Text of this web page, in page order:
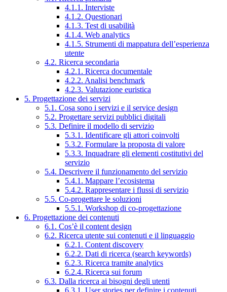
4.1.1. Interviste
4.1.2. Questionari
4.1.3. Test di usabilità
4.1.4. Web analytics
4.1.5. Strumenti di mappatura dell’esperienza
utente
4.2. Ricerca secondaria
4.2.1. Ricerca documentale
4.2.2. Analisi benchmark
4.2.3. Valutazione euristica
5. Progettazione dei servizi
5.1. Cosa sono i servizi e il service design
5.2. Progettare servizi pubblici digitali
5.3. Definire il modello di servizio
5.3.1. Identificare gli attori coinvolti
5.3.2. Formulare la proposta di valore
5.3.3. Inquadrare gli elementi costitutivi del
servizio
5.4. Descrivere il funzionamento del servizio
5.4.1. Mappare l’ecosistema
5.4.2. Rappresentare i flussi di servizio
5.5. Co-progettare le soluzioni
5.5.1. Workshop di co-progettazione
6. Progettazione dei contenuti
6.1. Cos’è il content design
6.2. Ricerca utente sui contenuti e il linguaggio
6.2.1. Content discovery
6.2.2. Dati di ricerca (search keywords)
6.2.3. Ricerca tramite analytics
6.2.4. Ricerca sui forum
6.3. Dalla ricerca ai bisogni degli utenti
6.3.1. User stories per definire i contenuti